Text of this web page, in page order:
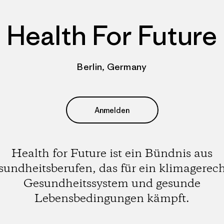
Health For Future
Berlin, Germany
Anmelden
Health for Future ist ein Bündnis aus
das für ein
Gesundheitssystem und gesunde
Lebensbedingungen kämpft.